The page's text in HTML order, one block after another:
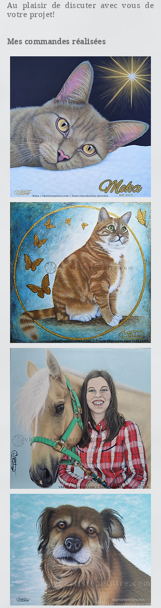
Au plaisir de discuter avec vous de
votre projet!
Mes commandes réalisées